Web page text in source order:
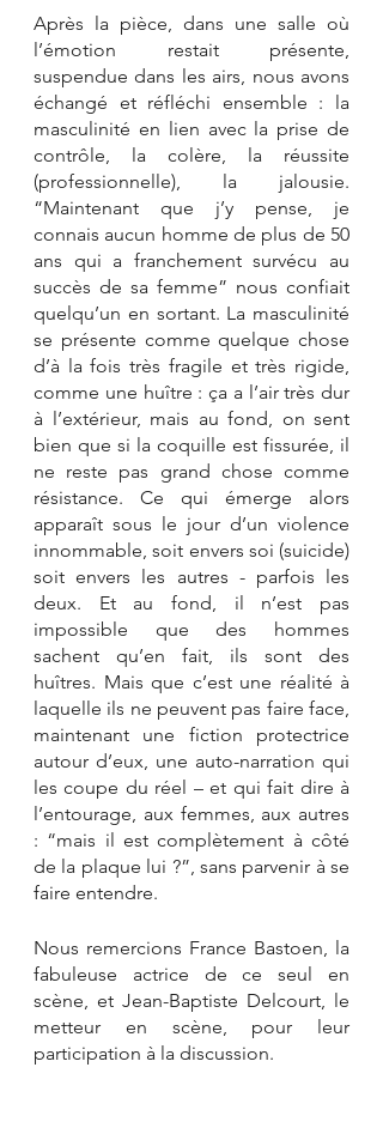
Après la pièce, dans une salle où
l’émotion restait présente,
suspendue dans les airs, nous avons
échangé et réfléchi ensemble : la
masculinité en lien avec la prise de
contrôle, la colère, la réussite
(professionnelle), la jalousie.
“Maintenant que j’y pense, je
connais aucun homme de plus de 50
ans qui a franchement survécu au
succès de sa femme” nous confiait
quelqu’un en sortant. La masculinité
se présente comme quelque chose
d’à la fois très fragile et très rigide,
comme une huître : ça a l’air très dur
à l’extérieur, mais au fond, on sent
bien que si la coquille est fissurée, il
ne reste pas grand chose comme
résistance. Ce qui émerge alors
apparaît sous le jour d’un violence
innommable, soit envers soi (suicide)
soit envers les autres - parfois les
deux. Et au fond, il n’est pas
impossible que des hommes
sachent qu’en fait, ils sont des
huîtres. Mais que c’est une réalité à
laquelle ils ne peuvent pas faire face,
maintenant une fiction protectrice
autour d’eux, une auto-narration qui
les coupe du réel – et qui fait dire à
l’entourage, aux femmes, aux autres
: “mais il est complètement à côté
de la plaque lui ?”, sans parvenir à se
faire entendre.
Nous remercions France Bastoen, la
fabuleuse actrice de ce seul en
scène, et Jean-Baptiste Delcourt, le
metteur en scène, pour leur
participation à la discussion.